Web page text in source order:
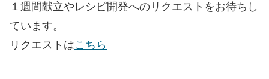
１週間献立やレシピ開発へのリクエストをお待ちし
ています。
リクエストはこちら